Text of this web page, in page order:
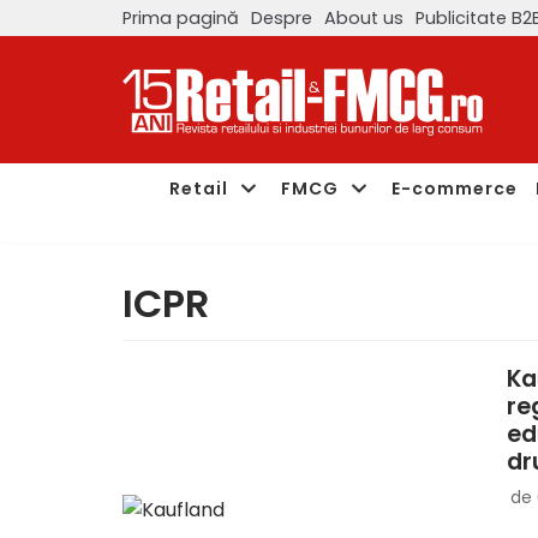
Prima pagină Despre About us Publicitate
Retail FMCG E-commerce
ICPR
de